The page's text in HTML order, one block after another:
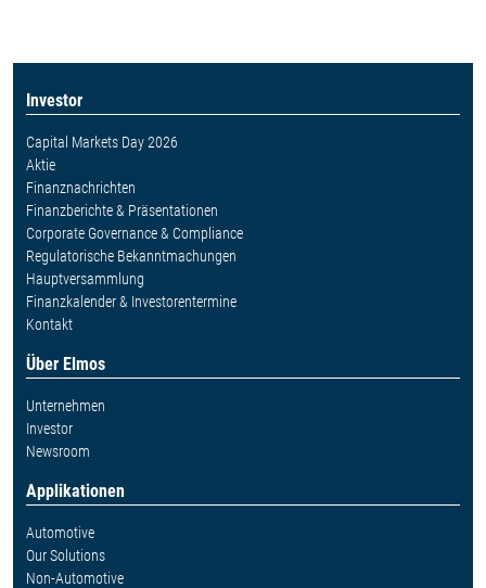
Investor
Capital Markets Day 2026
Aktie
Finanznachrichten
Finanzberichte & Präsentationen
Corporate Governance & Compliance
Regulatorische Bekanntmachungen
Hauptversammlung
Finanzkalender & Investorentermine
Kontakt
Über Elmos
Unternehmen
Investor
Newsroom
Applikationen
Automotive
Our Solutions
Non-Automotive